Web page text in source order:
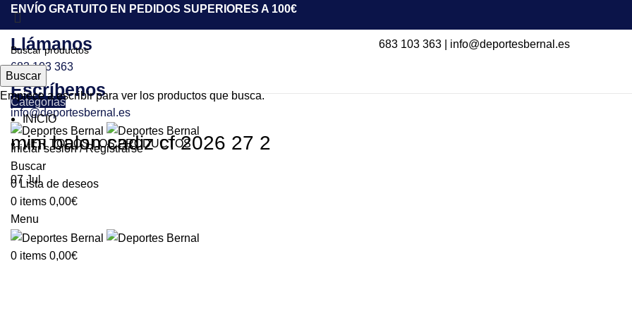
ENVÍO GRATUITO EN PEDIDOS SUPERIORES A 100€
683 103 363| info@deportesbernal.es
Llámanos
683 103 363
Escríbenos
info@deportesbernal.es
Iniciar sesión / Registrarse
Buscar
0Lista de deseos
0 items 0,00€
Menu
0 items 0,00€
Categorías
INICIO
VER TODOS LOS PRODUCTOS
mini balon cadiz cf 2026 27 2
07 Jul
Buscar
Empiece a escribir para ver los productos que busca.